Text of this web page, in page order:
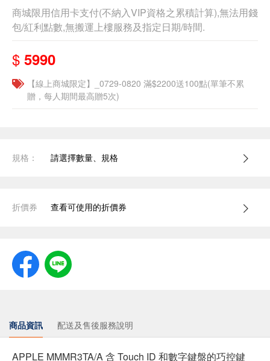
商城限用信用卡支付(不納入VIP資格之累積計算),無法用錢
包/紅利點數,無搬運上樓服務及指定日期/時間.
$ 5990
【線上商城限定】_0729-0820 滿$2200送100點(單筆不累
贈，每人期間最高贈5次)
規格： 請選擇數量、規格
折價券 查看可使用的折價券
商品資訊 配送及售後服務說明
APPLE MMMR3TA/A 含 Touch ID 和數字鍵盤的巧控鍵